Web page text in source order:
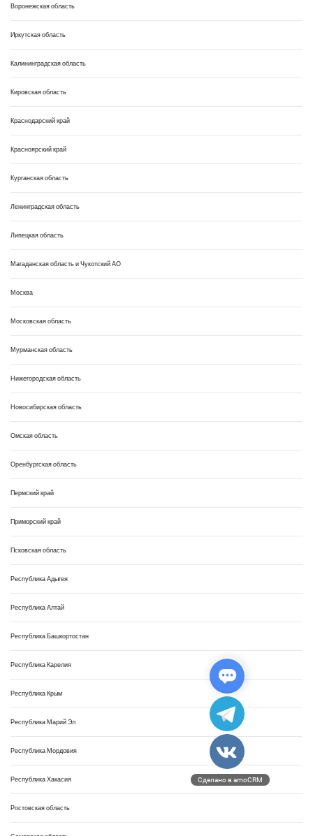
Воронежская область
Иркутская область
Калининградская область
Кировская область
Краснодарский край
Красноярский край
Курганская область
Ленинградская область
Липецкая область
Магаданская область и Чукотский АО
Москва
Московская область
Мурманская область
Нижегородская область
Новосибирская область
Омская область
Оренбургская область
Пермский край
Приморский край
Псковская область
Республика Адыгея
Республика Алтай
Республика Башкортостан
Республика Карелия
Республика Крым
Республика Марий Эл
Республика Мордовия
Республика Хакасия
Ростовская область
Сделано в amoCRM